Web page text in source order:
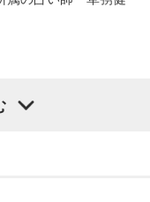
みたい」という気
ンディションが良
ィジカルなことっ